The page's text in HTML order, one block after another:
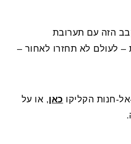
הזה עם תערובת
– לעולם לא תחזרו לאחור –
חנות הקליקו כאן, או על